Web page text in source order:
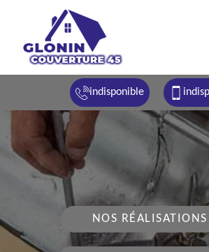
indisponible
NOS RÉALISATIONS